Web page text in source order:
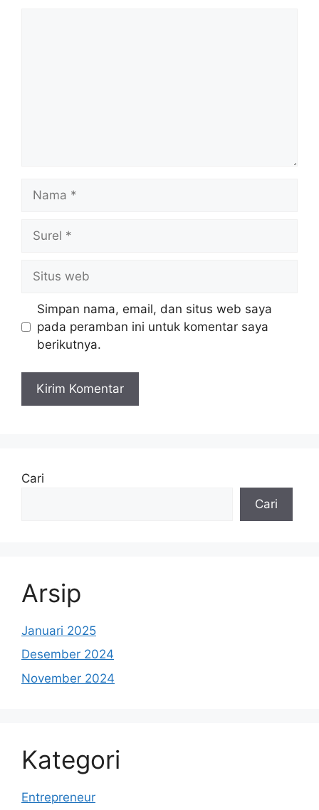
Nama
Surel
Situs
web
Simpan nama, email, dan situs web saya
pada peramban ini untuk komentar saya
berikutnya.
Cari
Cari
Arsip
Januari 2025
Desember 2024
November 2024
Kategori
Entrepreneur